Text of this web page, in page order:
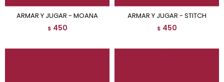
ARMAR Y JUGAR - MOANA
$ 450
ARMAR Y JUGAR - STITCH
$ 450